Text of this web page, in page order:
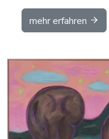
mehr erfahren
Details